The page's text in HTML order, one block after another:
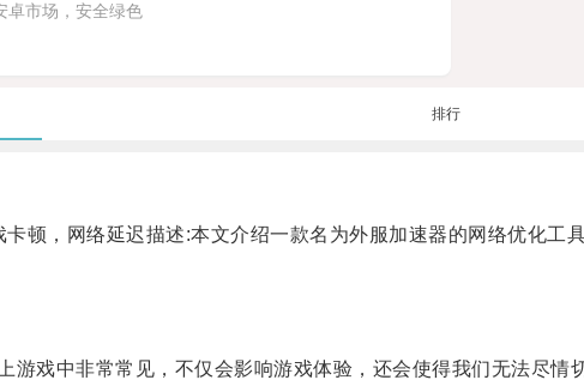
卓市场，安全绿色
排行
，网络延迟描述:本文介绍一款名为外服加速器的网络优化工
中非常常见，不仅会影响游戏体验，还会使得我们无法尽情切